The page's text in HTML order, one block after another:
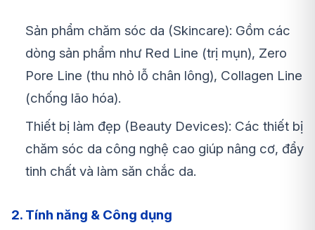
Sản phẩm chăm sóc da (Skincare): Gồm các
dòng sản phẩm như Red Line (trị mụn), Zero
Pore Line (thu nhỏ lỗ chân lông), Collagen Line
(chống lão hóa).
Thiết bị làm đẹp (Beauty Devices): Các thiết bị
chăm sóc da công nghệ cao giúp nâng cơ, đẩy
tinh chất và làm săn chắc da.
2. Tính năng & Công dụng